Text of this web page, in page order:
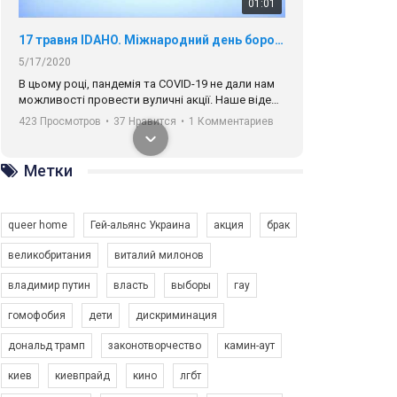
01:01
17 травня IDAHO. Міжнародний день боротьби з гомофобією трансфобією і біфобія.
5/17/2020
В цьому році, пандемія та COVІD-19 не дали нам
можливості провести вуличні акції. Наше відео-
звернення про те, що навіть коли ми у різних
містах та не можемо зустрінеться, ми разом. Ми
закликаємо всіх хто поділяє цінності рівності та
солідарності, приєднатися до нас. Регіональні
підрозділи ГАУ є в 16 областях України.
423 Просмотров • 37 Нравится • 1 Комментариев
Зупинимо насильство проти ЛГБТ в Україні! Stop violence against LGBT in Ukraine!
Емоційний та вражаючий промо-ролік на
Метки
queer home Гей-альянс Украина акция брак
великобритания виталий милонов
владимир путин власть выборы гау
гомофобия дети дискриминация
дональд трамп законотворчество камин-аут
киев киевпрайд кино лгбт